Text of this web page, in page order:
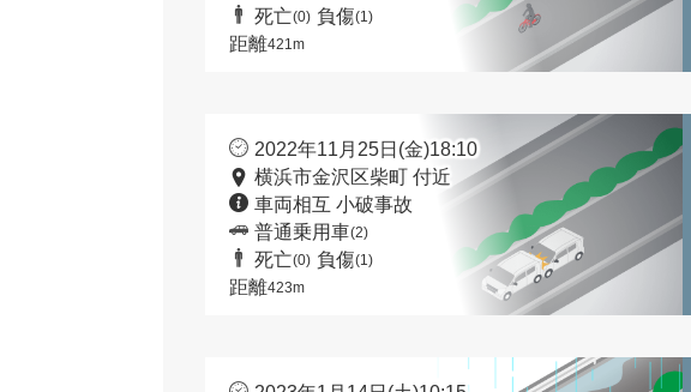
死亡(0) 負傷(1)
距離421m
2022年11月25日(金)18:10
横浜市金沢区柴町 付近
車両相互 小破事故
普通乗用車(2)
死亡(0) 負傷(1)
距離423m